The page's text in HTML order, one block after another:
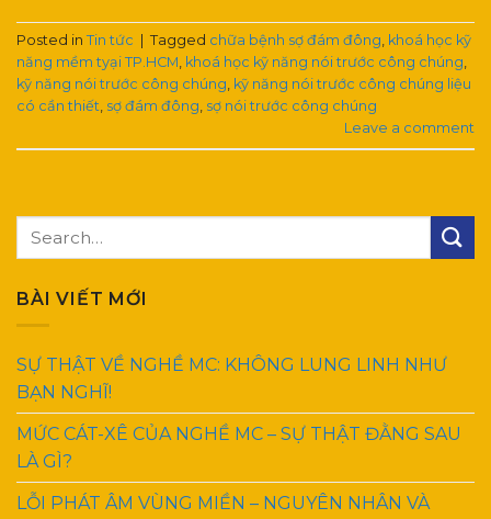
Posted in Tin tức Tagged chữa bệnh sợ đám đông, khoá học kỹ
năng mềm tyại TP.HCM, khoá học kỹ năng nói trước công chúng,
kỹ năng nói trước công chúng, kỹ năng nói trước công chúng liệu
có cần thiết, sợ đám đông, sợ nói trước công chúng
Leave a comment
BÀI VIẾT MỚI
SỰ THẬT VỀ NGHỀ MC: KHÔNG LUNG LINH NHƯ
BẠN NGHĨ!
MỨC CÁT-XÊ CỦA NGHỀ MC – SỰ THẬT ĐẰNG SAU
LÀ GÌ?
LỖI PHÁT ÂM VÙNG MIỀN – NGUYÊN NHÂN VÀ